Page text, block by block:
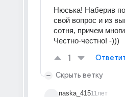
Нюська! Наберив
свой вопрос и из
сотня, причем
Честно-честно! -)))
1
Скрыть ветку
naska_41511лет